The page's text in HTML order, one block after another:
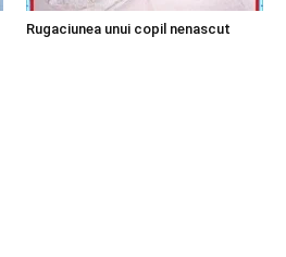
Rugaciunea unui copil nenascut